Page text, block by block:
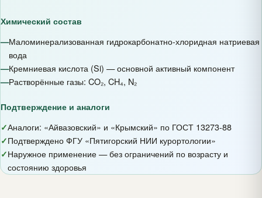
Химический состав
—Маломинерализованная гидрокарбонатно-хлоридная натриевая
вода
—Кремниевая кислота (Si) — основной активный компонент
—Растворённые газы: CO₂, CH₄, N₂
Подтверждение и аналоги
✓Аналоги: «Айвазовский» и «Крымский» по ГОСТ 13273-88
✓Подтверждено ФГУ «Пятигорский НИИ курортологии»
✓Наружное применение — без ограничений по возрасту и
состоянию здоровья